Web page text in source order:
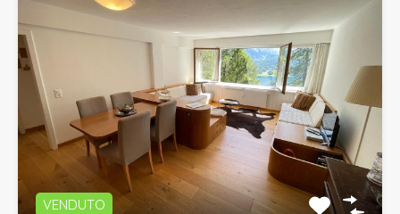
VENDUTO